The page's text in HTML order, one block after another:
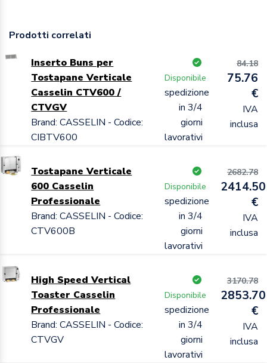
Prodotti correlati
Inserto Buns per
Tostapane Verticale
Casselin CTV600 /
CTVGV
Brand: CASSELIN - Codice:
CIBTV600
Disponibile
spedizione
in 3/4
giorni
lavorativi
84.18
75.76
€
IVA
inclusa
Tostapane Verticale
600 Casselin
Professionale
Brand: CASSELIN - Codice:
CTV600B
Disponibile
spedizione
in 3/4
giorni
lavorativi
2682.78
2414.50
€
IVA
inclusa
High Speed Vertical
Toaster Casselin
Professionale
Brand: CASSELIN - Codice:
CTVGV
Disponibile
spedizione
in 3/4
giorni
lavorativi
3170.78
2853.70
€
IVA
inclusa